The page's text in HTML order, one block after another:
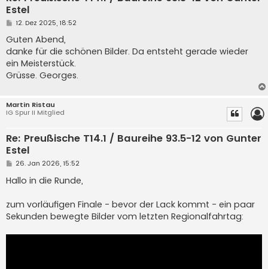
Estel
B
i
t
r
a
g
12. Dez 2025, 18:52
Guten Abend,
danke für die schönen Bilder. Da entsteht gerade wieder
ein Meisterstück.
Grüsse. Georges.
Martin Ristau
IG Spur II Mitglied
Re: Preußische T14.1 / Baureihe 93.5-12 von Gunter
Estel
B
i
t
a
g
26. Jan 2026, 15:52
Hallo in die Runde,
zum vorläufigen Finale - bevor der Lack kommt - ein paar
Sekunden bewegte Bilder vom letzten Regionalfahrtag: